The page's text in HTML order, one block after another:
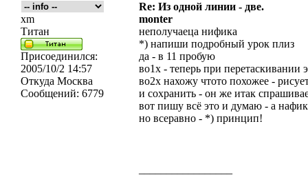
Re: Из одной линии - две.
xm
Титан
Присоединился:
2005/10/2 14:57
Откуда Москва
Сообщений: 6779
monter
неполучаеца нифика
*) напиши подробный урок плиз
да - в 11 пробую
во1х - теперь при перетаскивании
во2х нахожу чтото похожее -
и сохранить - он же итак
вот пишу всё это и думаю - а
но всеравно - *) принцип!